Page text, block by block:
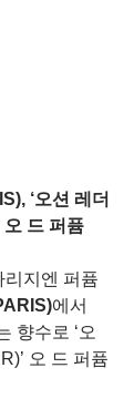
‘오션 레더
드 퍼퓸
리지엔 퍼퓸
에서
향수로 ‘오
오 드 퍼퓸